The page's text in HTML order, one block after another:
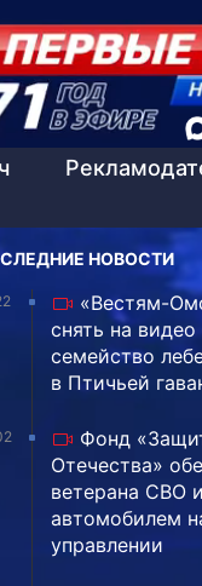
НОВОСТИ
«Вестям-
снять на
семейство
в Птичьей
Фонд
Отечества»
ветерана СВО
автомобилем
управлении